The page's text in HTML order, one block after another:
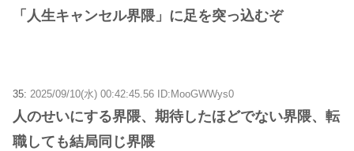
「人生キャンセル界隈」に足を突っ込むぞ
35: 2025/09/10(水) 00:42:45.56 ID:MooGWWys0
人のせいにする界隈、期待したほどでない界隈、転
職しても結局同じ界隈